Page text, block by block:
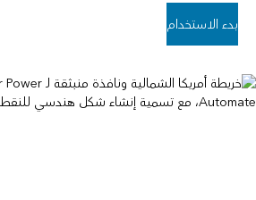
بدء الاستخدام